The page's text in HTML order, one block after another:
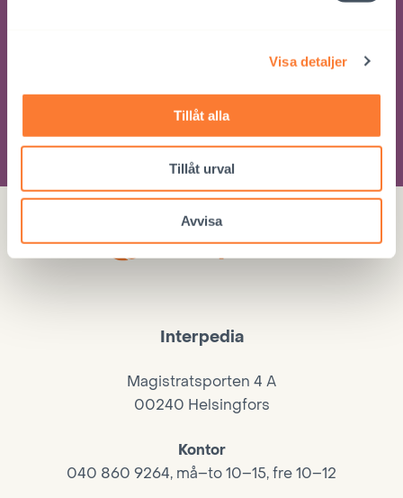
Visa detaljer
Tillåt alla
Tillåt urval
Avvisa
Interpedia
Magistratsporten 4 A
00240 Helsingfors
Kontor
040 860 9264, må–to 10–15, fre 10–12